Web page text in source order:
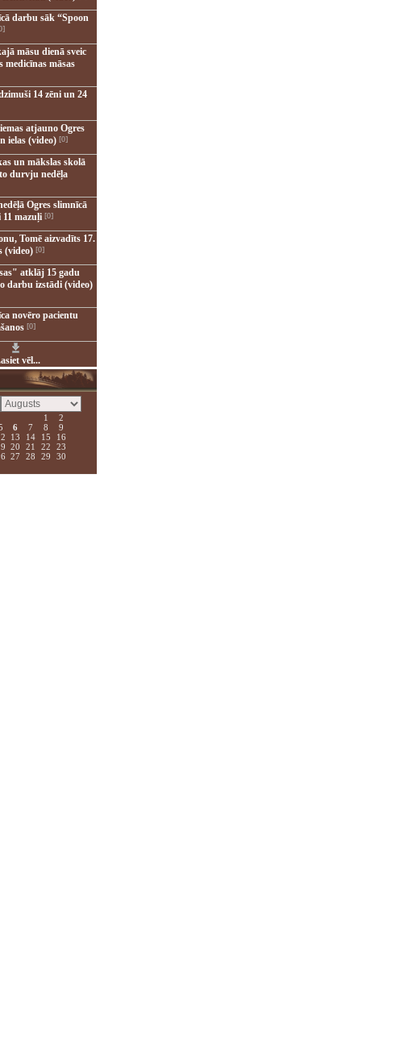
darbu sāk “Spoon
māsu dienā sveic
medicīnas māsas
14 zēni un 24
atjauno Ogres
ielas (video)[0]
un mākslas skolā
durvju nedēļa
Ogres slimnīcā
11 mazuļi[0]
Tomē aizvadīts 17.
(video)[0]
atklāj 15 gadu
darbu izstādi (video)
novēro pacientu
[0]
vēl...
1
2
5 6 7 8
9
13 14 15
16
20 21 22
23
27 28 29
30